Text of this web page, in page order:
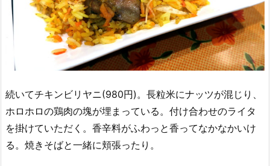
続いてチキンビリヤニ(980円)。長粒米にナッツが混じり、
ホロホロの鶏肉の塊が埋まっている。付け合わせのライタ
を掛けていただく。香辛料がふわっと香ってなかなかいけ
る。焼きそばと一緒に頬張ったり。